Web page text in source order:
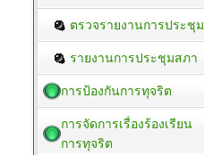
ตรวจรายงานการประชุม
รายงานการประชุมสภา
การป้องกันการทุจริต
การจัดการเรื่องร้องเรียน
การทุจริต